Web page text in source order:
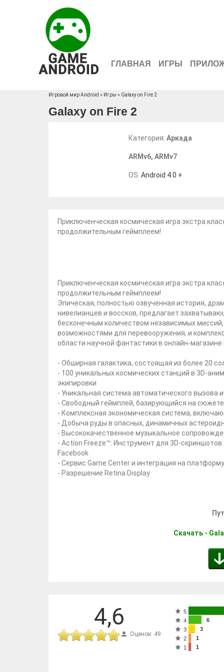
ГЛАВНАЯ ИГРЫ
Игровой мир Android » Игры » Galaxy on Fire 2
Galaxy on Fire 2
Категория: Аркада
ARMv6, ARMv7
OS: Android 4.0 +
Приключенческая космическая игра экстра
продолжительным геймплеем!
Приключенческая космическая игра экстра
продолжительным геймплеем!
Эпическая, полностью озвученная история,
нивелианцев и воссков, предлагает
бесконечным количеством независимых
возможностями для перевооружения, и
области научной фантастики в онлайн-
- Обширная галактика, состоящая из более 20
- 100 уникальных космических станций в 3D-
экипировки
- Уникальная система автоматического вызова
- Свободный геймплей, базирующийся на
- Комплексная экономическая система,
- Добыча руды в опасных, динамичных
- Высококачественное музыкальное
- Action Freeze™: Инструмент для 3D-скриншотов
Facebook
- Сервис Game Center и интеграция на
- Разрешение Retina Display
Скачать -
4,6
Оценок: 49
5
4
6
3
3
2
1
1
1